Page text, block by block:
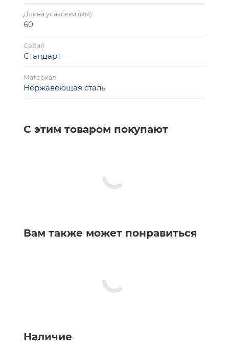
Длина упаковки (мм)
60
Серия
Стандарт
Материал
Нержавеющая сталь
С этим товаром покупают
Вам также может понравиться
Наличие